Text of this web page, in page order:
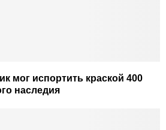
мог испортить краской 400
наследия